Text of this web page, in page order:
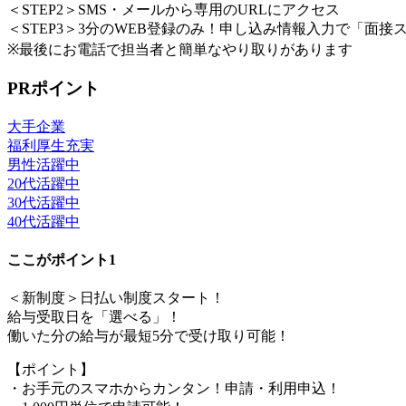
＜STEP2＞SMS・メールから専用のURLにアクセス
＜STEP3＞3分のWEB登録のみ！申し込み情報入力で「面接ス
※最後にお電話で担当者と簡単なやり取りがあります
PRポイント
大手企業
福利厚生充実
男性活躍中
20代活躍中
30代活躍中
40代活躍中
ここがポイント1
＜新制度＞日払い制度スタート！
給与受取日を「選べる」！
働いた分の給与が最短5分で受け取り可能！
【ポイント】
・お手元のスマホからカンタン！申請・利用申込！